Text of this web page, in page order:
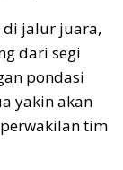
di jalur juara,
dari segi
pondasi
yakin akan
tim